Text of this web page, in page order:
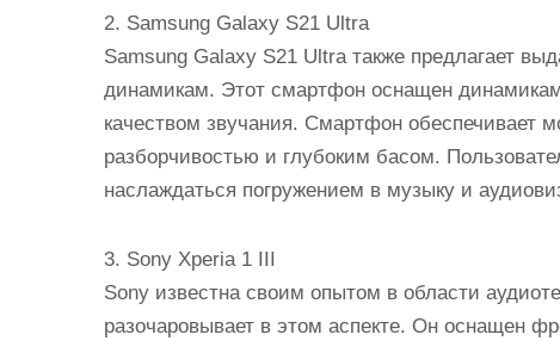
2. Samsung Galaxy S21 Ultra
Samsung Galaxy S21 Ultra также предлагает
динамикам. Этот смартфон оснащен
качеством звучания. Смартфон обеспечивает
разборчивостью и глубоким басом.
наслаждаться погружением в музыку и
3. Sony Xperia 1 III
Sony известна своим опытом в области
разочаровывает в этом аспекте. Он оснащен